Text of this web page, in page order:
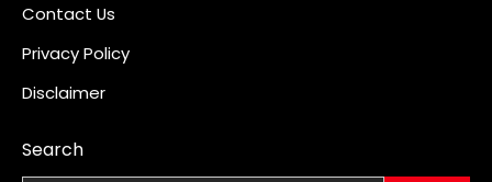
Contact Us
Privacy Policy
Disclaimer
Search